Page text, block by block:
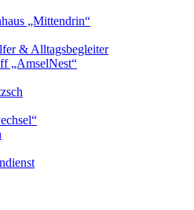
„Mittendrin“
& Alltagsbegleiter
„AmselNest“